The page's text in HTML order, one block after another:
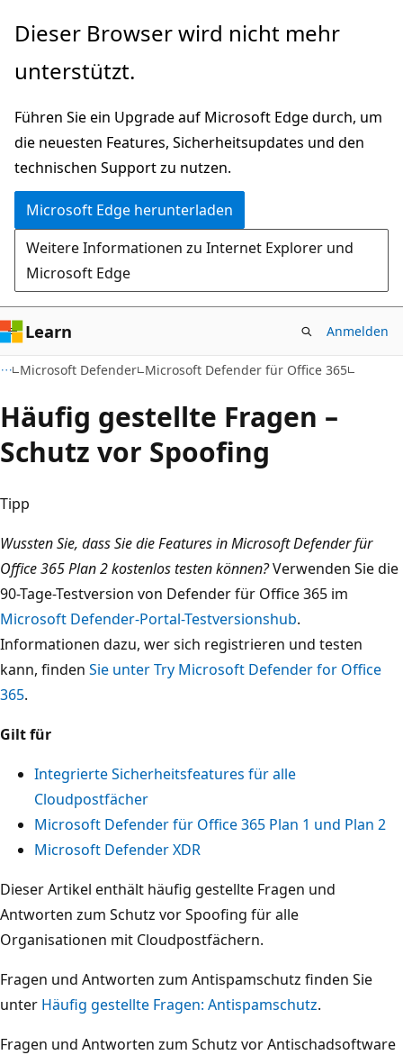
Zu
wechseln
Dieser Browser wird nicht mehr
unterstützt.
Führen Sie ein Upgrade auf Microsoft Edge durch, um
die neuesten Features, Sicherheitsupdates und den
technischen Support zu nutzen.
Microsoft Edge herunterladen
Weitere Informationen zu Internet Explorer und
Microsoft Edge
Learn Anmelden
Microsoft Defender Microsoft Defender für Office 365
Häufig gestellte Fragen –
Schutz vor Spoofing
Tipp
Wussten Sie, dass Sie die Features in Microsoft Defender für
Office 365 Plan 2 kostenlos testen können?Verwenden Sie die
90-Tage-Testversion von Defender für Office 365 im
Microsoft Defender-Portal-Testversionshub.
Informationen dazu, wer sich registrieren und testen
kann, finden Sie unter Try Microsoft Defender for Office
365.
Gilt für
Integrierte Sicherheitsfeatures für alle
Cloudpostfächer
Microsoft Defender für Office 365 Plan 1 und Plan 2
Microsoft Defender XDR
Dieser Artikel enthält häufig gestellte Fragen und
Antworten zum Schutz vor Spoofing für alle
Organisationen mit Cloudpostfächern.
Fragen und Antworten zum Antispamschutz finden Sie
unter Häufig gestellte Fragen: Antispamschutz.
Fragen und Antworten zum Schutz vor Antischadsoftware